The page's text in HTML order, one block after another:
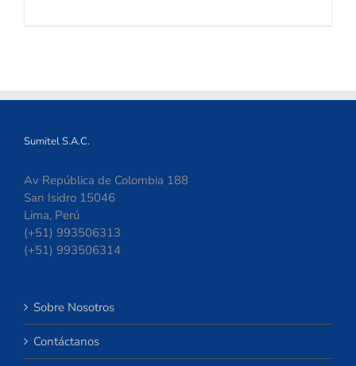
Sumitel S.A.C.
Av República de Colombia 188
San Isidro 15046
Lima, Perú
(+51) 993506313
(+51) 993506314
Sobre Nosotros
Contáctanos